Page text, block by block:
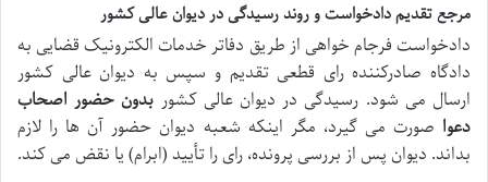
مرجع تقدیم دادخواست و روند رسیدگی در دیوان عالی کشور
دادخواست فرجام خواهی از طریق دفاتر خدمات الکترونیک قضایی به
دادگاه صادرکننده رای قطعی تقدیم و سپس به دیوان عالی کشور
ارسال می شود. رسیدگی در دیوان عالی کشور بدون حضور اصحاب
دعوا صورت می گیرد، مگر اینکه شعبه دیوان حضور آن ها را لازم
بداند. دیوان پس از بررسی پرونده، رای را تأیید (ابرام) یا نقض می کند.